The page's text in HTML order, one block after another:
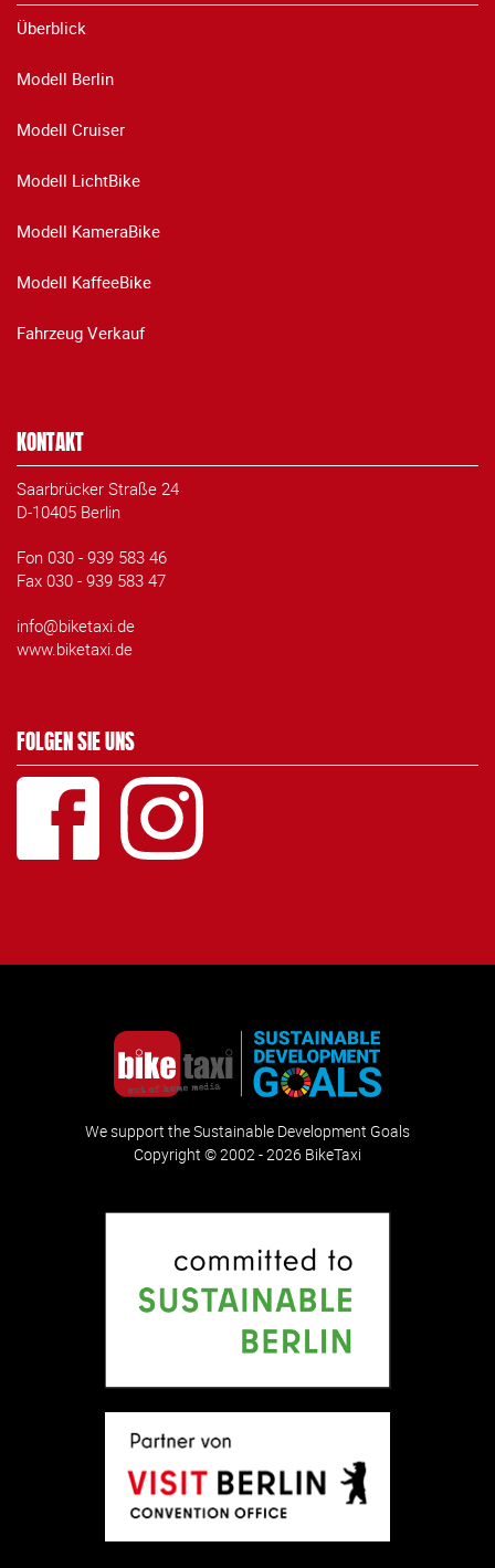
Überblick
Modell Berlin
Modell Cruiser
Modell LichtBike
Modell KameraBike
Modell KaffeeBike
Fahrzeug Verkauf
KONTAKT
Saarbrücker Straße 24
D-10405 Berlin
Fon 030 - 939 583 46
Fax 030 - 939 583 47
info@biketaxi.de
www.biketaxi.de
FOLGEN SIE UNS
We support the Sustainable Development Goals
Copyright © 2002 - 2026 BikeTaxi